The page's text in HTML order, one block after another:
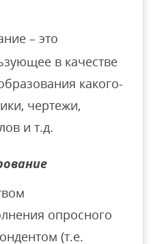
– это
в качестве
какого-
чертежи,
и т.д.
опросного
(т.е.